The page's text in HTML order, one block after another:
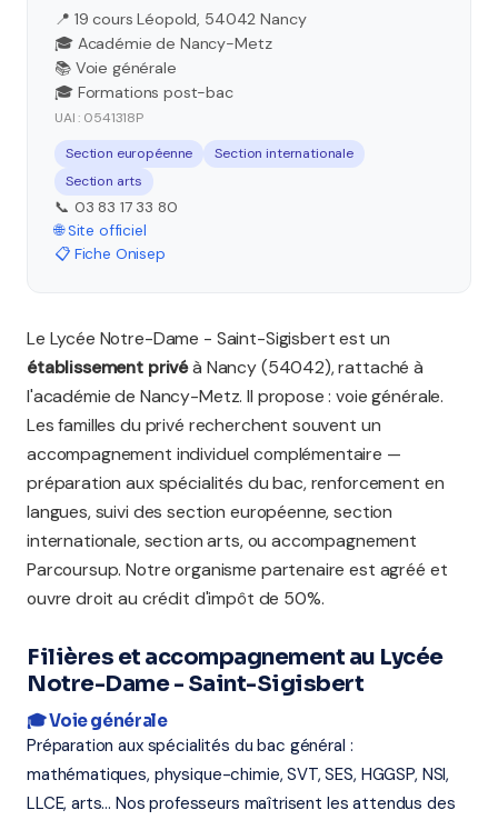
📍 19 cours Léopold, 54042 Nancy
🎓 Académie de Nancy-Metz
📚 Voie générale
🎓 Formations post-bac
UAI : 0541318P
Section européenne
Section internationale
Section arts
📞 03 83 17 33 80
🌐 Site officiel
📋 Fiche Onisep
Le Lycée Notre-Dame - Saint-Sigisbert est un
établissement privéà Nancy (54042), rattaché à
l'académie de Nancy-Metz. Il propose : voie générale.
Les familles du privé recherchent souvent un
accompagnement individuel complémentaire —
préparation aux spécialités du bac, renforcement en
langues, suivi des section européenne, section
internationale, section arts, ou accompagnement
Parcoursup. Notre organisme partenaire est agréé et
ouvre droit au crédit d'impôt de 50%.
Filières et accompagnement au Lycée
Notre-Dame - Saint-Sigisbert
🎓 Voie générale
Préparation aux spécialités du bac général :
mathématiques, physique-chimie, SVT, SES, HGGSP, NSI,
LLCE, arts... Nos professeurs maîtrisent les attendus des